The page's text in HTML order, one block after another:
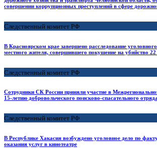
совершении коррупционных преступлений в сфере
Следственный комитет РФ
В Красноярском крае завершено расследование
местного жителя, совершившего покушение на убийство 22
Следственный комитет РФ
Сотрудники СК России приняли участие в
15-летию добровольческого поисково-спасательного
Следственный комитет РФ
В Республике Хакасия возбуждено уголовное дело по
оказания услуг в кинотеатре